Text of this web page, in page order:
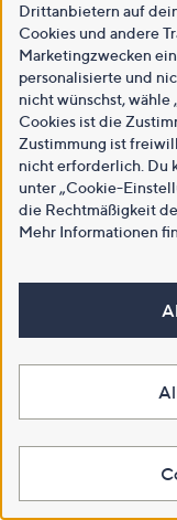
Drittanbietern auf
Cookies und andere
Marketingzwecken
personalisierte und
nicht wünschst, wähle
Cookies ist die
Zustimmung ist
nicht erforderlich. Du
unter „Cookie-
die Rechtmäßigkeit
Mehr Informationen